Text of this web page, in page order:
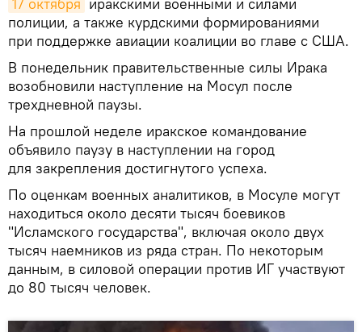
полиции, а также курдскими формированиями
при поддержке авиации коалиции во главе с США.
В понедельник правительственные силы Ирака
возобновили наступление на Мосул после
трехдневной паузы.
На прошлой неделе иракское командование
объявило паузу в наступлении на город
для закрепления достигнутого успеха.
По оценкам военных аналитиков, в Мосуле могут
находиться около десяти тысяч боевиков
"Исламского государства", включая около двух
тысяч наемников из ряда стран. По некоторым
данным, в силовой операции против ИГ участвуют
до 80 тысяч человек.